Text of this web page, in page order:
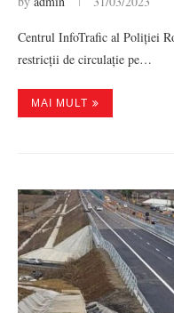
Centrul InfoTrafic al Poliției
restricții de circulație pe…
MAI MULT